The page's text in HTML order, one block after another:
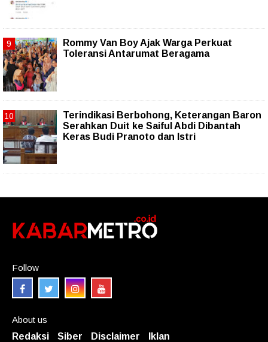
Rommy Van Boy Ajak Warga Perkuat
Toleransi Antarumat Beragama
Terindikasi Berbohong, Keterangan Baron
Serahkan Duit ke Saiful Abdi Dibantah
Keras Budi Pranoto dan Istri
Follow
About us
Redaksi
Siber Disclaimer Iklan